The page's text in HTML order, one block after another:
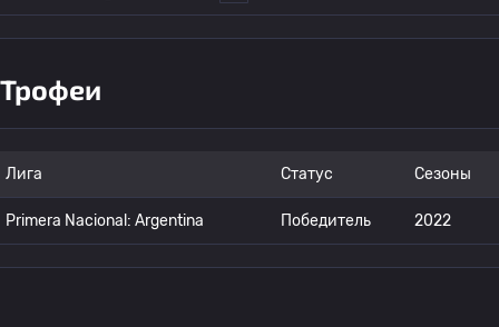
Трофеи
Лига Статус Сезоны
Primera Nacional: Argentina Победитель 2022